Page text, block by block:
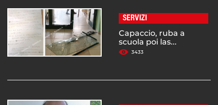
SERVIZI
Capaccio, ruba a
scuola poi las...
3433